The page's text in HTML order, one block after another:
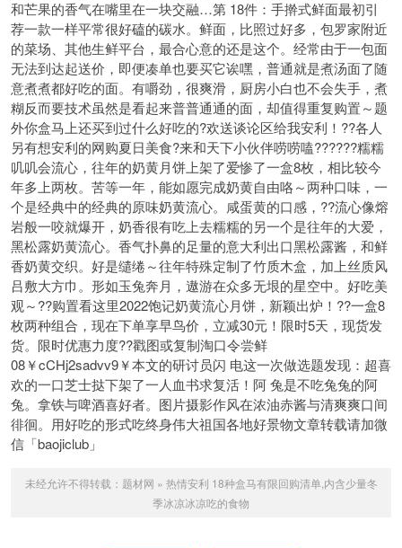
和芒果的香气在嘴里在一块交融…第 18件：手擀式鲜面最初引
荐一款一样平常很好磕的碳水。鲜面，比照过好多，包罗家附近
的菜场、其他生鲜平台，最合心意的还是这个。经常由于一包面
无法到达起送价，即便凑单也要买它诶嘿，普通就是煮汤面了随
意煮煮都好吃的面。有嚼劲，很爽滑，厨房小白也不会失手，煮
糊反而要技术虽然是看起来普普通通的面，却值得重复购置～题
外你盒马上还买到过什么好吃的?欢送谈论区给我安利！??各人
另有想安利的网购夏日美食?来和天下小伙伴唠唠嗑??????糯糯
叽叽会流心，往年的奶黄月饼上架了爱惨了一盒8枚，相比较今
年多上两枚。苦等一年，能如愿完成奶黄自由咯～两种口味，一
个是经典中的经典的原味奶黄流心。咸蛋黄的口感，??流心像熔
岩般一咬就爆开，奶香很有吃上去糯糯的另一个是往年的大爱，
黑松露奶黄流心。香气扑鼻的足量的意大利出口黑松露酱，和鲜
香奶黄交织。好是缱绻～往年特殊定制了竹质木盒，加上丝质风
吕敷大方巾。形如玉兔奔月，遨游在众多无垠的星空中。好吃美
观～??购置看这里2022饱记奶黄流心月饼，新颖出炉！??一盒8
枚两种组合，现在下单享早鸟价，立减30元！限时5天，现货发
货。限时优惠力度??戳图或复制淘口令尝鲜
08￥cCHj2sadvv9￥本文的研讨员闪 电这一次做选题发现：超喜
欢的一口芝士挞下架了一人血书求复活！阿 兔是不吃兔兔的阿
兔。拿铁与啤酒喜好者。图片摄影作风在浓油赤酱与清爽爽口间
徘徊。用好吃的形式吃终身伟大祖国各地好景物文章转载请加微
信「baojiclub」
未经允许不得转载： 题材网 » 热情安利 18种盒马有限回购清单,内含少量冬
季冰凉冰凉吃的食物